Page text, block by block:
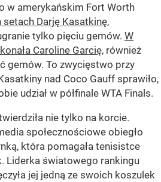
w amerykańskim Fort Worth
setach Darję Kasatkinę,
tylko pięciu gemów. W
Caroline Garcię, również
gemów. To zwycięstwo przy
nad Coco Gauff sprawiło,
udział w półfinale WTA Finals.
nie tylko na korcie.
społecznościowe obiegło
która pomagała tenisistce
Liderka światowego rankingu
jej jedną ze swoich koszulek